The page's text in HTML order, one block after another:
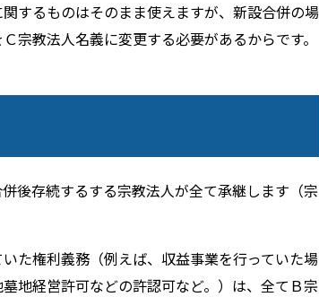
するものはそのまま使えますが、新設合併の場
宗教法人名義に変更する必要があるからです。
後存続するする宗教法人が全て承継します（宗
た権利義務（例えば、収益事業を行っていた場
地経営許可などの許認可など。）は、全てＢ宗